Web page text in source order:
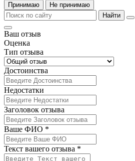
Принимаю
Не принимаю
Найти
Ваш отзыв
Оценка
Тип отзыва
Достоинства
Недостатки
Заголовок отзыва
Ваше ФИО *
Текст вашего отзыва *